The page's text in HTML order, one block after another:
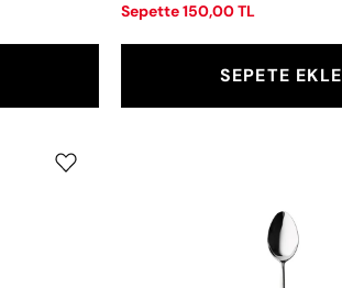
Sepette 150,00 TL
SEPETE EKLE
Kaşığı